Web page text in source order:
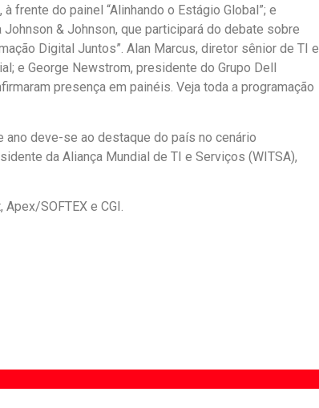
frente do painel “Alinhando o Estágio Global”; e
& Johnson, que participará do debate sobre
Digital Juntos”. Alan Marcus, diretor sênior de TI e
e George Newstrom, presidente do Grupo Dell
presença em painéis. Veja toda a programação
deve-se ao destaque do país no cenário
da Aliança Mundial de TI e Serviços (WITSA),
SOFTEX e CGI.